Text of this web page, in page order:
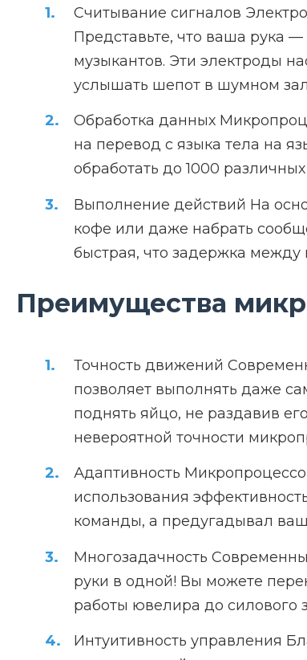
Считывание сигналов
Представьте, что ваша рука
музыкантов. Эти электроды
услышать шепот в шумном
Обработка данных
на перевод с языка тела на
обработать до 1000
Выполнение действий На
кофе или даже набрать
быстрая, что задержка между
Преимущества
Точность движений
позволяет выполнять даже
поднять яйцо, не раздавив
невероятной точности
Адаптивность
использования
команды, а предугадывал
Многозадачность
руки в одной! Вы можете
работы ювелира до силового
Интуитивность управления